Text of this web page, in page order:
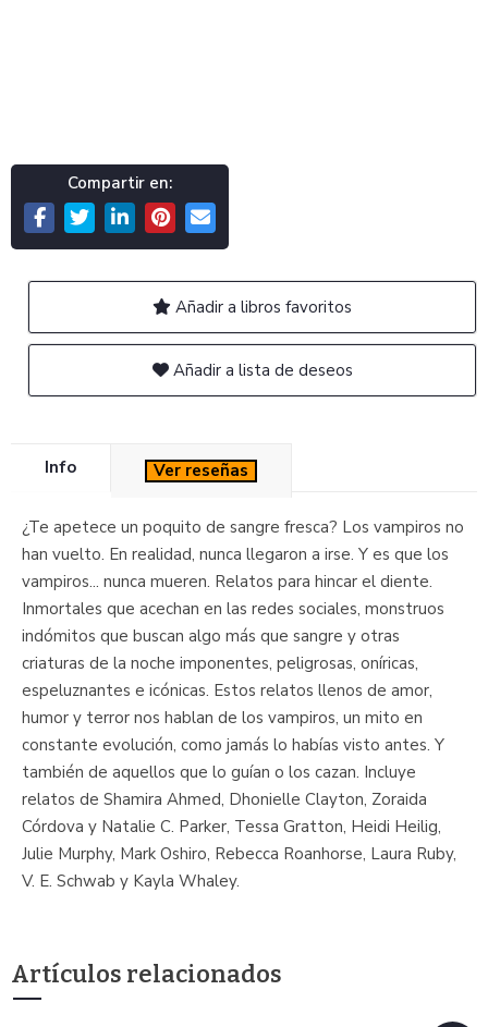
Compartir en:
Añadir a libros favoritos
Añadir a lista de deseos
Info Ver reseñas
¿Te apetece un poquito de sangre fresca? Los vampiros no
han vuelto. En realidad, nunca llegaron a irse. Y es que los
vampiros... nunca mueren. Relatos para hincar el diente.
Inmortales que acechan en las redes sociales, monstruos
indómitos que buscan algo más que sangre y otras
criaturas de la noche imponentes, peligrosas, oníricas,
espeluznantes e icónicas. Estos relatos llenos de amor,
humor y terror nos hablan de los vampiros, un mito en
constante evolución, como jamás lo habías visto antes. Y
también de aquellos que lo guían o los cazan. Incluye
relatos de Shamira Ahmed, Dhonielle Clayton, Zoraida
Córdova y Natalie C. Parker, Tessa Gratton, Heidi Heilig,
Julie Murphy, Mark Oshiro, Rebecca Roanhorse, Laura Ruby,
V. E. Schwab y Kayla Whaley.
Artículos relacionados